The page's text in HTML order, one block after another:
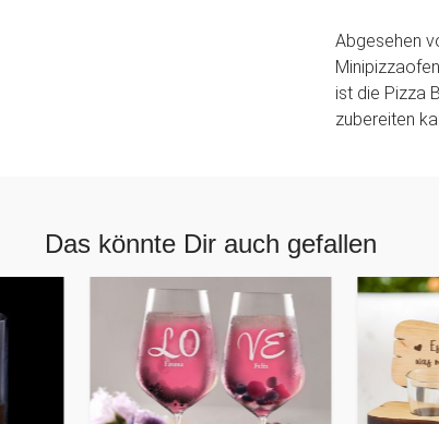
Abgesehen
ist die Pizza
zubereiten
Das könnte Dir auch gefallen